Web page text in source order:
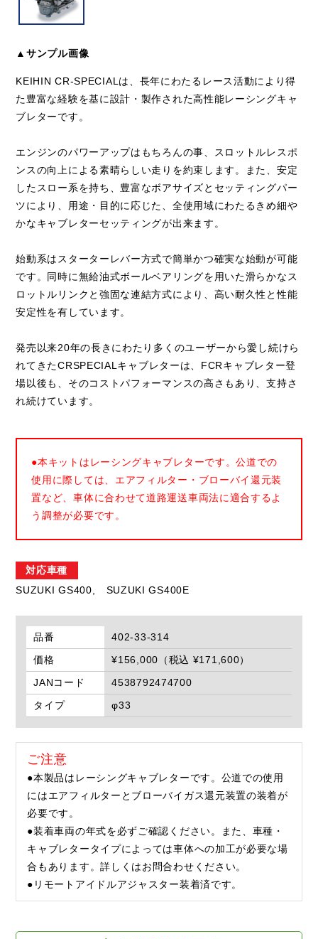
▲サンプル画像
KEIHIN CR-SPECIALは、長年にわたるレース活動により得
た豊富な経験を基に設計・製作された高性能レーシングキャ
ブレターです。
エンジンのパワーアップはもちろんの事、スロットルレスポ
ンスの向上による素晴らしい走りを約束します。また、安定
したスロー系を持ち、豊富なボアサイズとセッティングパー
ツにより、用途・目的に応じた、全使用域にわたるきめ細や
かなキャブレターセッティングが出来ます。
始動系はスターターレバー方式で簡単かつ確実な始動が可能
です。同時に無給油式ボールベアリングを用いた滑らかなス
ロットルリンクと強固な連結方式により、高い耐久性と性能
安定性を有しています。
発売以来20年の長きにわたり多くのユーザーから愛し続けら
れてきたCRSPECIALキャブレターは、FCRキャブレター登
場以後も、そのコストパフォーマンスの高さもあり、支持さ
れ続けています。
●本キットはレーシングキャブレターです。公道での
使用に際しては、エアフィルター・ブローバイ還元装
置など、車体に合わせて道路運送車両法に適合するよ
う調整が必要です。
対応車種
SUZUKI GS400,
SUZUKI GS400E
品番
402-33-314
価格
¥156,000（税込 ¥171,600）
JANコード
4538792474700
タイプ
φ33
ご注意
●本製品はレーシングキャブレターです。公道での使用
にはエアフィルターとブローバイガス還元装置の装着が
必要です。
●装着車両の年式を必ずご確認ください。また、車種・
キャブレタータイプによっては車体への加工が必要な場
合もあります。詳しくはお問合わせください。
●リモートアイドルアジャスター装着済です。